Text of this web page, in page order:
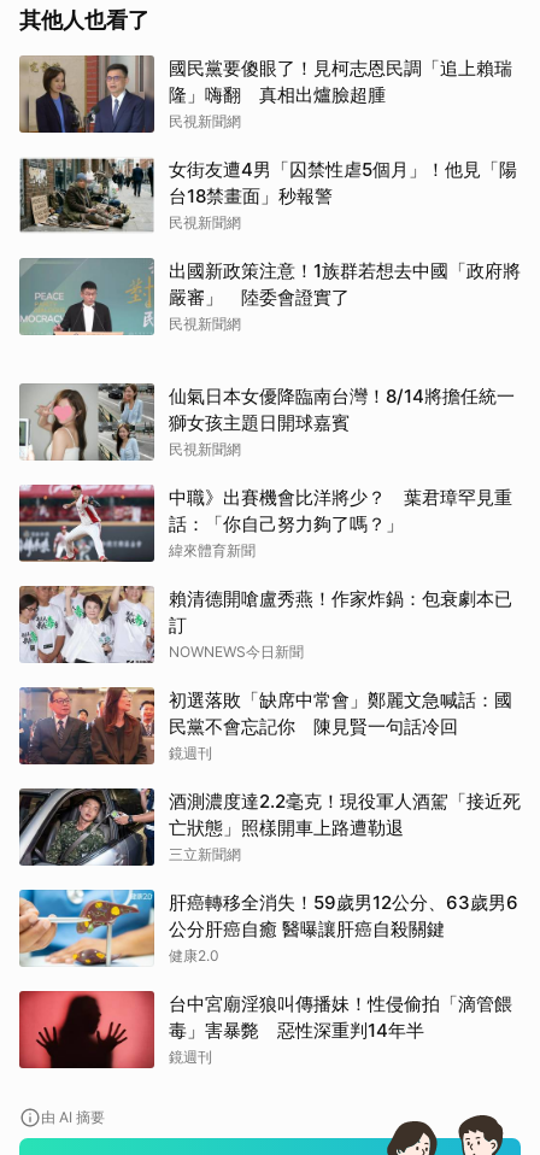
其他人也看了
國民黨要傻眼了！見柯志恩民調「追上賴瑞
隆」嗨翻 真相出爐臉超腫
民視新聞網
女街友遭4男「囚禁性虐5個月」！他見「陽
台18禁畫面」秒報警
民視新聞網
出國新政策注意！1族群若想去中國「政府將
嚴審」 陸委會證實了
民視新聞網
仙氣日本女優降臨南台灣！8/14將擔任統一
獅女孩主題日開球嘉賓
民視新聞網
中職》出賽機會比洋將少？ 葉君璋罕見重
話：「你自己努力夠了嗎？」
緯來體育新聞
賴清德開嗆盧秀燕！作家炸鍋：包衰劇本已
訂
NOWNEWS今日新聞
初選落敗「缺席中常會」鄭麗文急喊話：國
民黨不會忘記你 陳見賢一句話冷回
鏡週刊
酒測濃度達2.2毫克！現役軍人酒駕「接近死
亡狀態」照樣開車上路遭勒退
三立新聞網
肝癌轉移全消失！59歲男12公分、63歲男6
公分肝癌自癒 醫曝讓肝癌自殺關鍵
健康2.0
台中宮廟淫狼叫傳播妹！性侵偷拍「滴管餵
毒」害暴斃 惡性深重判14年半
鏡週刊
由 AI 摘要